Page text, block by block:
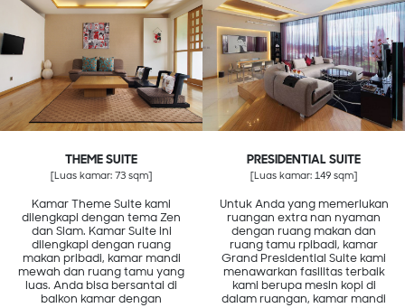
THEME SUITE
[Luas kamar: 73 sqm]
Kamar Theme Suite kami
dilengkapi dengan tema Zen
dan Siam. Kamar Suite ini
dilengkapi dengan ruang
makan pribadi, kamar mandi
mewah dan ruang tamu yang
luas. Anda bisa bersantai di
balkon kamar dengan
PRESIDENTIAL SUITE
[Luas kamar: 149 sqm]
Untuk Anda yang memerlukan
ruangan extra nan nyaman
dengan ruang makan dan
ruang tamu rpibadi, kamar
Grand Presidential Suite kami
menawarkan fasilitas terbaik
kami berupa mesin kopi di
dalam ruangan, kamar mandi